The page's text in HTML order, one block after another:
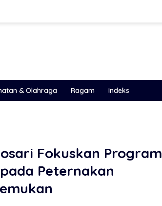
& Olahraga Ragam Indeks
Fokuskan Program
Peternakan